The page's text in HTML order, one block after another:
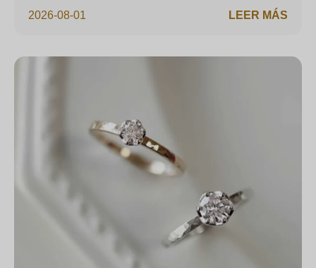
2026-08-01 LEER MÁS